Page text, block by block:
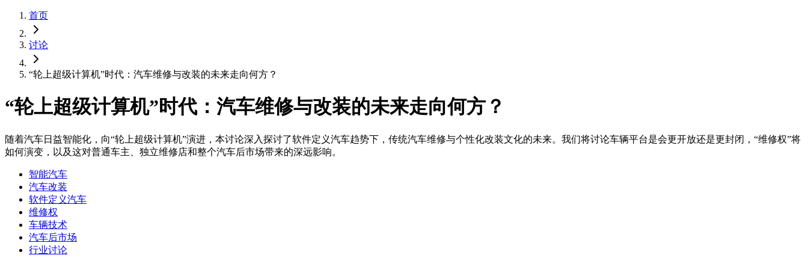
首页
讨论
“轮上超级计算机”时代：汽车维修与改装的未来走向何方？
“轮上超级计算机”时代：汽车维修与改装的未来走向何方？
随着汽车日益智能化，向“轮上超级计算机”演进，本讨论深入探讨了软件定义汽车趋势下，传统汽车维修与个性化改装文化的未来。我们将讨论车辆平台是会更开放还是更封闭，“维修权”将
如何演变，以及这对普通车主、独立维修店和整个汽车后市场带来的深远影响。
智能汽车
汽车改装
软件定义汽车
维修权
车辆技术
汽车后市场
行业讨论